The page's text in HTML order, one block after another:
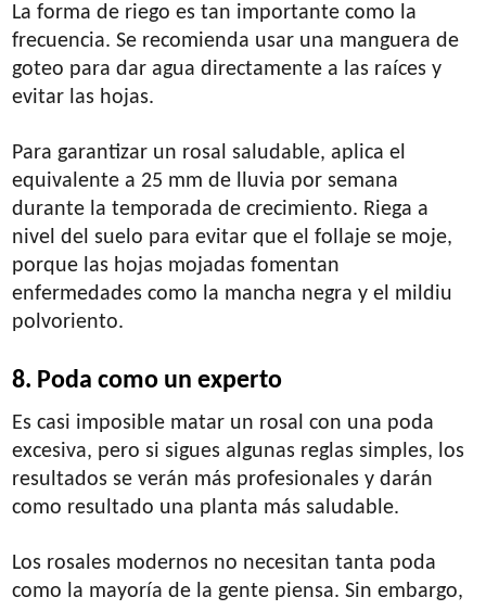
La forma de riego es tan importante como la
frecuencia. Se recomienda usar una manguera de
goteo para dar agua directamente a las raíces y
evitar las hojas.
Para garantizar un rosal saludable, aplica el
equivalente a 25 mm de lluvia por semana
durante la temporada de crecimiento. Riega a
nivel del suelo para evitar que el follaje se moje,
porque las hojas mojadas fomentan
enfermedades como la mancha negra y el mildiu
polvoriento.
8. Poda como un experto
Es casi imposible matar un rosal con una poda
excesiva, pero si sigues algunas reglas simples, los
resultados se verán más profesionales y darán
como resultado una planta más saludable.
Los rosales modernos no necesitan tanta poda
como la mayoría de la gente piensa. Sin embargo,